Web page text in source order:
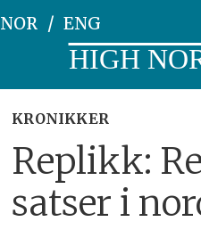
NOR ENG
HIGH
KRONIKKER
Replikk:
satser i